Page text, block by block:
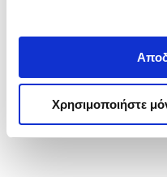
Χρησιμοποιήστε